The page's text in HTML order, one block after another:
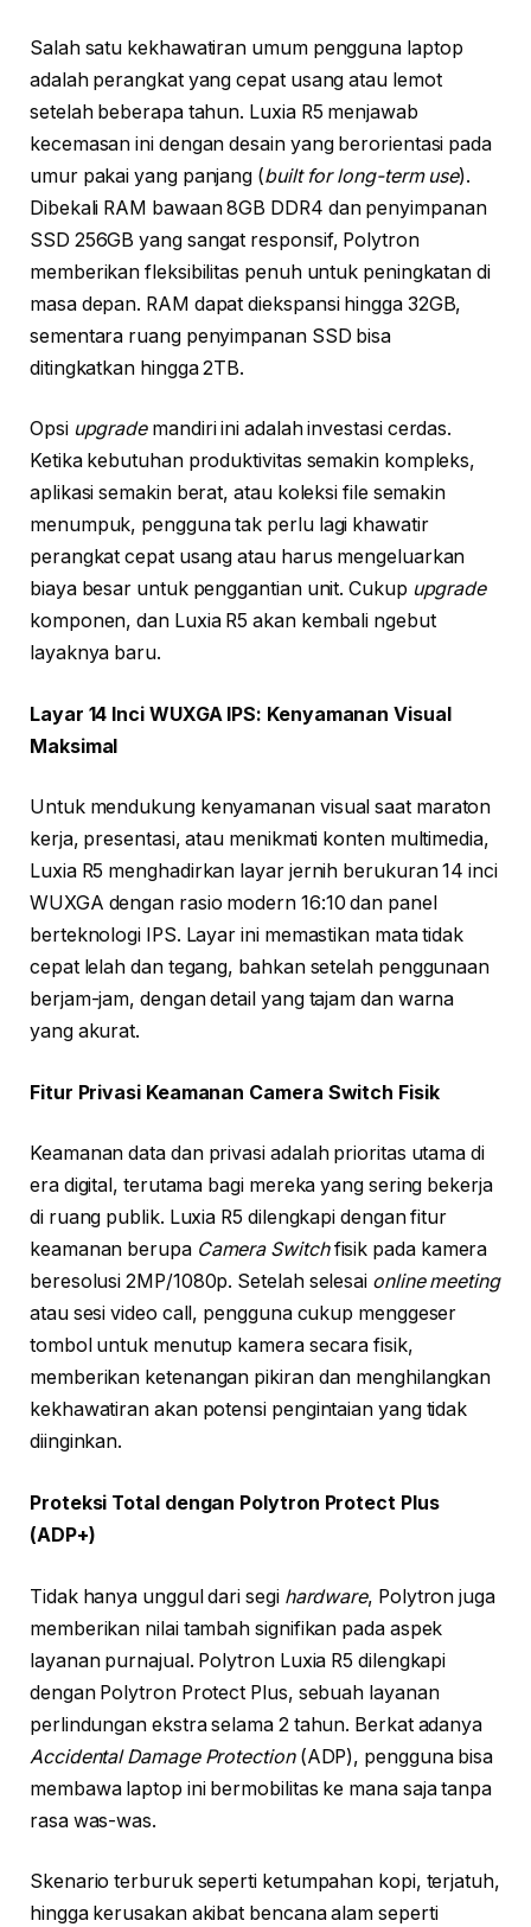
Salah satu kekhawatiran umum pengguna laptop
adalah perangkat yang cepat usang atau lemot
setelah beberapa tahun. Luxia R5 menjawab
kecemasan ini dengan desain yang berorientasi pada
umur pakai yang panjang (built for long-term use).
Dibekali RAM bawaan 8GB DDR4 dan penyimpanan
SSD 256GB yang sangat responsif, Polytron
memberikan fleksibilitas penuh untuk peningkatan di
masa depan. RAM dapat diekspansi hingga 32GB,
sementara ruang penyimpanan SSD bisa
ditingkatkan hingga 2TB.
Opsi upgrademandiri ini adalah investasi cerdas.
Ketika kebutuhan produktivitas semakin kompleks,
aplikasi semakin berat, atau koleksi file semakin
menumpuk, pengguna tak perlu lagi khawatir
perangkat cepat usang atau harus mengeluarkan
biaya besar untuk penggantian unit. Cukup upgrade
komponen, dan Luxia R5 akan kembali ngebut
layaknya baru.
Layar 14 Inci WUXGA IPS: Kenyamanan Visual
Maksimal
Untuk mendukung kenyamanan visual saat maraton
kerja, presentasi, atau menikmati konten multimedia,
Luxia R5 menghadirkan layar jernih berukuran 14 inci
WUXGA dengan rasio modern 16:10 dan panel
berteknologi IPS. Layar ini memastikan mata tidak
cepat lelah dan tegang, bahkan setelah penggunaan
berjam-jam, dengan detail yang tajam dan warna
yang akurat.
Fitur Privasi Keamanan Camera Switch Fisik
Keamanan data dan privasi adalah prioritas utama di
era digital, terutama bagi mereka yang sering bekerja
di ruang publik. Luxia R5 dilengkapi dengan fitur
keamanan berupa Camera Switchfisik pada kamera
beresolusi 2MP/1080p. Setelah selesai online meeting
atau sesi video call, pengguna cukup menggeser
tombol untuk menutup kamera secara fisik,
memberikan ketenangan pikiran dan menghilangkan
kekhawatiran akan potensi pengintaian yang tidak
diinginkan.
Proteksi Total dengan Polytron Protect Plus
(ADP+)
Tidak hanya unggul dari segi hardware, Polytron juga
memberikan nilai tambah signifikan pada aspek
layanan purnajual. Polytron Luxia R5 dilengkapi
dengan Polytron Protect Plus, sebuah layanan
perlindungan ekstra selama 2 tahun. Berkat adanya
Accidental Damage Protection(ADP), pengguna bisa
membawa laptop ini bermobilitas ke mana saja tanpa
rasa was-was.
Skenario terburuk seperti ketumpahan kopi, terjatuh,
hingga kerusakan akibat bencana alam seperti